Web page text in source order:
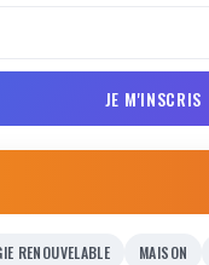
JE M'INSCRIS
RENOUVELABLE MAISON